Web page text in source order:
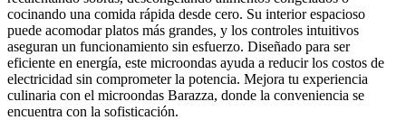
cocinando una comida rápida desde cero. Su interior espacioso
puede acomodar platos más grandes, y los controles intuitivos
aseguran un funcionamiento sin esfuerzo. Diseñado para ser
eficiente en energía, este microondas ayuda a reducir los costos de
electricidad sin comprometer la potencia. Mejora tu experiencia
culinaria con el microondas Barazza, donde la conveniencia se
encuentra con la sofisticación.